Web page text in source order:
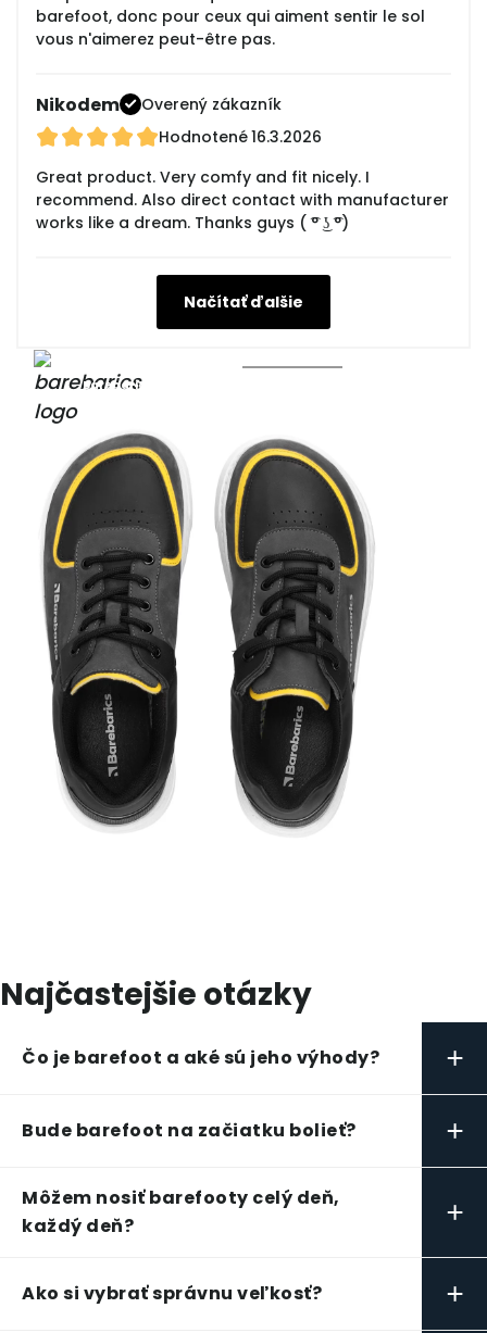
barefoot, donc pour ceux qui aiment sentir le sol
vous n'aimerez peut-être pas.
Nikodem
Overený zákazník
Hodnotené16.3.2026
Great product. Very comfy and fit nicely. I
recommend. Also direct contact with manufacturer
works like a dream. Thanks guys ( ͡° ͜ʖ ͡°)
Načítať ďalšie
Barebarics
Najčastejšie otázky
Čo je barefoot a aké sú jeho výhody? +
Bude barefoot na začiatku bolieť? +
Môžem nosiť barefooty celý deň,
každý deň?
+
Ako si vybrať správnu veľkosť? +